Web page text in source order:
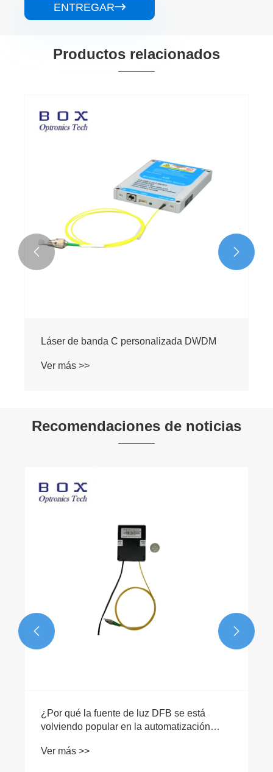
ENTREGAR
Productos relacionados
Láser de banda C personalizada DWDM
Ver más >>
 
Recomendaciones de noticias
¿Por qué la fuente de luz DFB se está
volviendo popular en la automatización
Ver más >>
 